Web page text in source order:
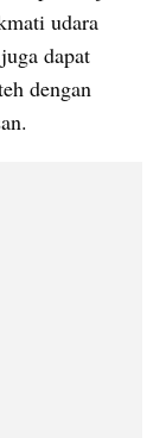
udara
dapat
dengan